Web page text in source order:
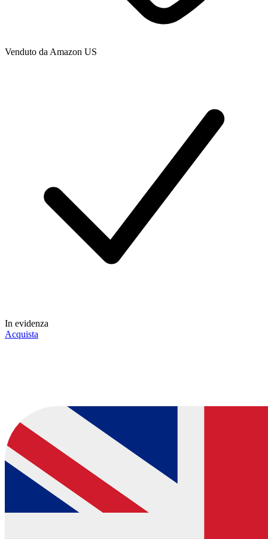
Venduto da Amazon US
In evidenza
Acquista